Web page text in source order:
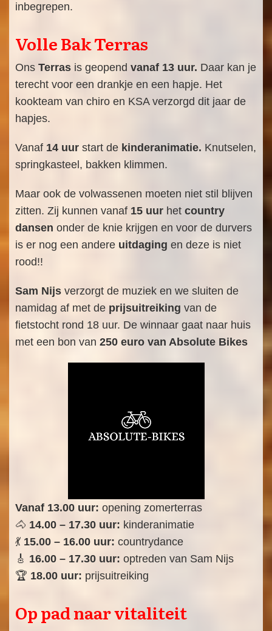
inbegrepen.
Volle Bak Terras
Ons Terras is geopend vanaf 13 uur. Daar kan je
terecht voor een drankje en een hapje. Het
kookteam van chiro en KSA verzorgd dit jaar de
hapjes.
Vanaf 14 uur start de kinderanimatie. Knutselen,
springkasteel, bakken klimmen.
Maar ook de volwassenen moeten niet stil blijven
zitten. Zij kunnen vanaf 15 uur het country
dansen onder de knie krijgen en voor de durvers
is er nog een andere uitdaging en deze is niet
rood!!
Sam Nijs verzorgt de muziek en we sluiten de
namidag af met de prijsuitreiking van de
fietstocht rond 18 uur. De winnaar gaat naar huis
met een bon van 250 euro van Absolute Bikes
Vanaf 13.00 uur: opening zomerterras
🐴 14.00 – 17.30 uur: kinderanimatie
💃 15.00 – 16.00 uur: countrydance
🎸 16.00 – 17.30 uur: optreden van Sam Nijs
🏆 18.00 uur: prijsuitreiking
Op pad naar vitaliteit